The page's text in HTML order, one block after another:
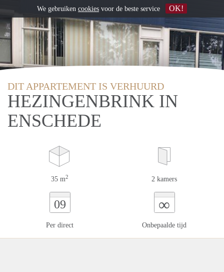
DIT APPARTEMENT IS VERHUURD
HEZINGENBRINK IN
ENSCHEDE
35 m2 2 kamers
09
Per direct
∞
Onbepaalde tijd
We gebruiken cookies voor de beste service OK!